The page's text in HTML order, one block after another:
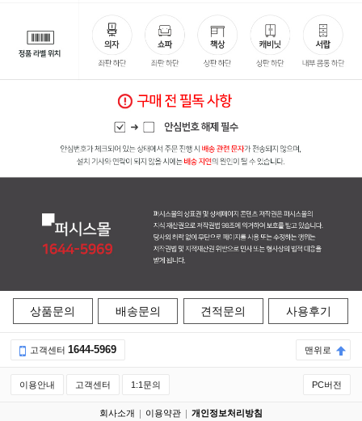
상품문의 배송문의 견적문의 사용후기
고객센터 1644-5969 맨위로
이용안내 고객센터 1:1문의 PC버전
회사소개 이용약관 개인정보처리방침